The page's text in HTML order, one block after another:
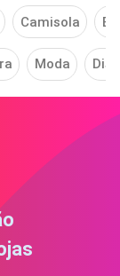
Camisola
Moda